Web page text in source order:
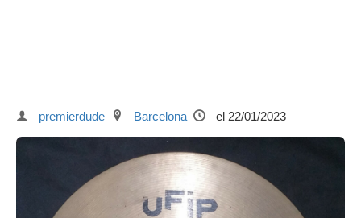
premierdude Barcelona el 22/01/2023